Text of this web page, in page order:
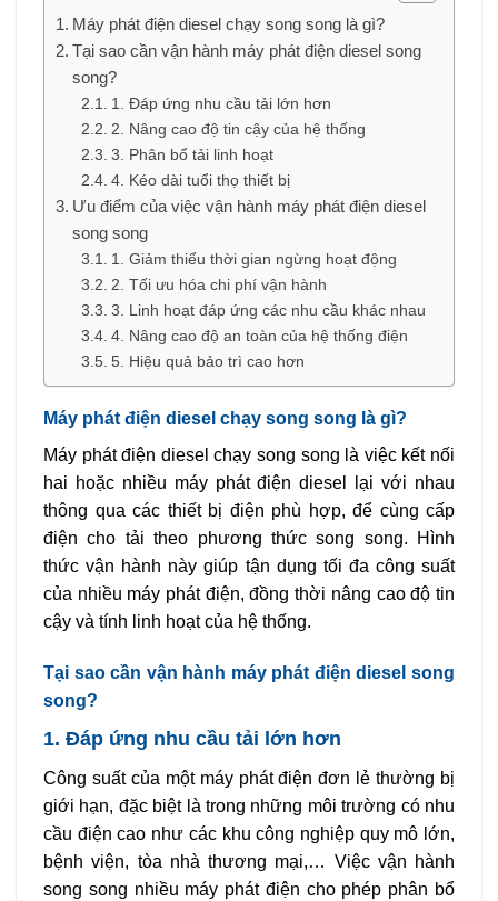
Máy phát điện diesel chạy song song là gì?
Tại sao cần vận hành máy phát điện diesel song
song?
1. Đáp ứng nhu cầu tải lớn hơn
2. Nâng cao độ tin cậy của hệ thống
3. Phân bổ tải linh hoạt
4. Kéo dài tuổi thọ thiết bị
Ưu điểm của việc vận hành máy phát điện diesel
song song
1. Giảm thiểu thời gian ngừng hoạt động
2. Tối ưu hóa chi phí vận hành
3. Linh hoạt đáp ứng các nhu cầu khác nhau
4. Nâng cao độ an toàn của hệ thống điện
5. Hiệu quả bảo trì cao hơn
Máy phát điện diesel chạy song song là gì?
Máy phát điện diesel chạy song song là việc kết nối
hai hoặc nhiều máy phát điện diesel lại với nhau
thông qua các thiết bị điện phù hợp, để cùng cấp
điện cho tải theo phương thức song song. Hình
thức vận hành này giúp tận dụng tối đa công suất
của nhiều máy phát điện, đồng thời nâng cao độ tin
cậy và tính linh hoạt của hệ thống.
Tại sao cần vận hành máy phát điện diesel song
song?
1. Đáp ứng nhu cầu tải lớn hơn
Công suất của một máy phát điện đơn lẻ thường bị
giới hạn, đặc biệt là trong những môi trường có nhu
cầu điện cao như các khu công nghiệp quy mô lớn,
bệnh viện, tòa nhà thương mại,… Việc vận hành
song song nhiều máy phát điện cho phép phân bổ